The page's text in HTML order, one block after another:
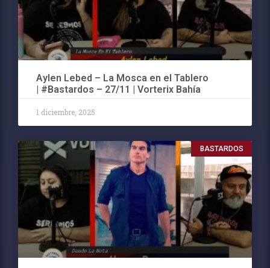
Aylen Lebed – La Mosca en el Tablero
| #Bastardos – 27/11 | Vorterix Bahía
1 diciembre, 2025
BASTARDOS